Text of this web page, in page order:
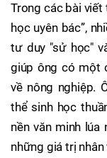
Trong các bài viết
học uyên bác”,
tư duy "sử học"
giúp ông có một
về nông nghiệp.
thể sinh học
nền văn minh
những giá trị nhân